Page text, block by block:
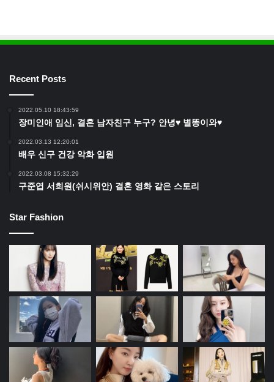
Recent Posts
2022.05.10 18:43:59
장미인애 임신, 결혼 남자친구 누구? 안녕♥ 별똥이와♥
2022.03.13 12:20:01
배우 신구 건강 악화 입원
2022.03.08 15:32:29
구준엽 서희원(쉬시위안) 결혼 영화 같은 스토리
Star Fashion